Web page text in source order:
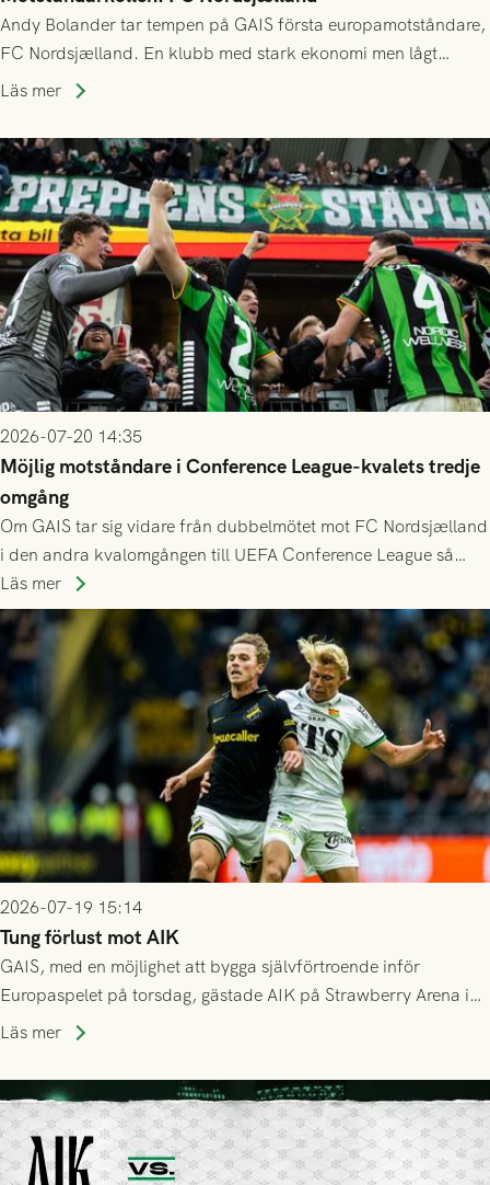
Andy Bolander tar tempen på GAIS första europamotståndare,
FC Nordsjælland. En klubb med stark ekonomi men lågt
publiksnitt, ett lag med både kollektiv styrka och individuell
Läs mer
2026-07-20 14:35
Möjlig motståndare i Conference League-kvalets tredje
omgång
Om GAIS tar sig vidare från dubbelmötet mot FC Nordsjælland
i den andra kvalomgången till UEFA Conference League så
spelas den tredje kvalomgången kort därpå. Motståndare blir
då vinnaren i mötet mellan isländska Valur och HŠK Zrinjski
Mostar från Bosnien och Hercegovina.
Läs mer
2026-07-19 15:14
Tung förlust mot AIK
GAIS, med en möjlighet att bygga självförtroende inför
Europaspelet på torsdag, gästade AIK på Strawberry Arena i
Stockholm . Men trots konstant hotande i första halvlek av
lyckades få in 2-0.
Läs mer